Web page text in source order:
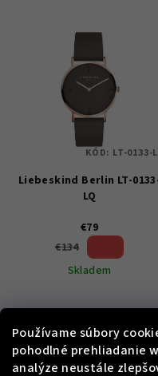
Používame súbory
pohodlné prehliadanie
analýze neustále
Liebeskind Berlin LT-
LQ
€79
€134
Skladem
Do košíka
KÓD: LT-0133-